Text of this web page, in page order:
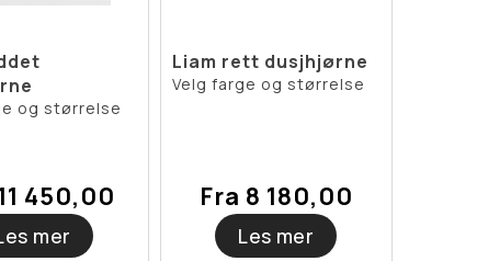
og størrelse
450,00
mer
Liam rett dusjhjørne
Velg farge og størrelse
Fra 8 180,00
Les mer